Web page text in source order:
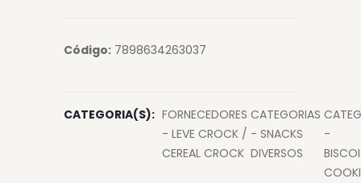
Código: 7898634263037
CATEGORIA(S): FORNECEDORES
- LEVE CROCK /
CEREAL CROCK
CATEGORIAS
- SNACKS
DIVERSOS
-